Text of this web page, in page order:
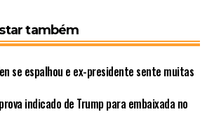
também
se espalhou e ex-presidente sente muitas
indicado de Trump para embaixada no